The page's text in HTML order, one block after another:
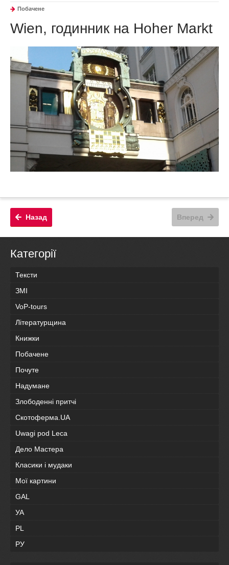
Побачене
Wien, годинник на Hoher Markt
Вперед
Назад
Категорії
Тексти
ЗМІ
VoP-tours
Літературщина
Книжки
Побачене
Почуте
Надумане
Злободенні притчі
Скотоферма.UA
Uwagi pod Leca
Дело Мастера
Класики і мудаки
Мої картини
GAL
УА
PL
РУ